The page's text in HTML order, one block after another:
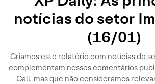
notícias do setor
(16/01)
Criamos este relatório com notícias do
complementam nossos comentários
Call, mas que não consideramos